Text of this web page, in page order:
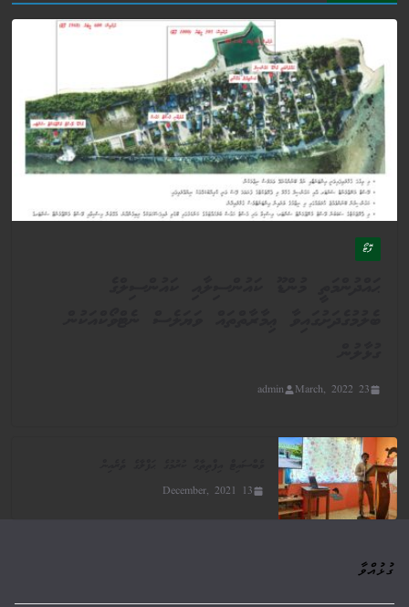
ފޮޓޯ
23 March, 2022
admin
13 December, 2021
ގުޅުއްވާ